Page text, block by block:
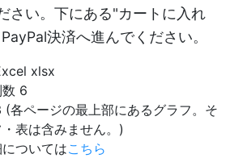
さい。下にある"カートに入れ
決済へ進んでください。
xlsx
6
(各ページの最上部にあるグラフ。そ
表は含みません。)
ついてはこちら